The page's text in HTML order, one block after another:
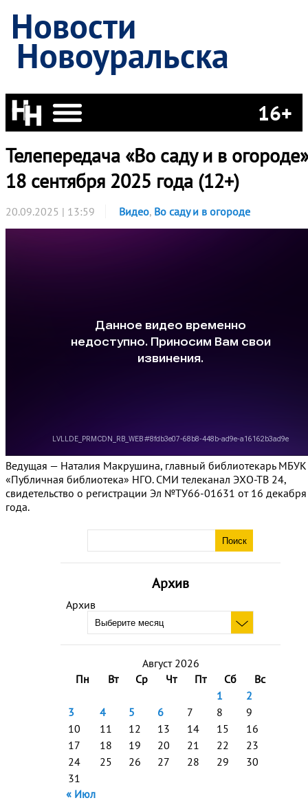
Новости
Новоуральска
16+
Архив
Архив
Август 2026
Пн
Вт Ср Чт Пт Сб
Вс
1
2
3
4 5 6 7 8
9
10
11 12 13 14 15
16
17
18 19 20 21 22
23
24
25 26 27 28 29
30
31
« Июл
Телепередача «Во саду и в
18 сентября 2025 года (12+)
20.09.2025 | 13:59 Видео, Во саду и в огороде
Ведущая — Наталия Макрушина, главный библиотекарь МБУК
«Публичная библиотека» НГО. СМИ телеканал ЭХО-ТВ 24,
свидетельство о регистрации Эл №ТУ66-01631 от 16
года.